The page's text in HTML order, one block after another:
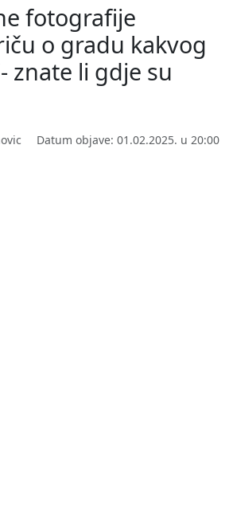
fotografije
o gradu kakvog
znate li gdje su
Datum objave: 01.02.2025. u 20:00